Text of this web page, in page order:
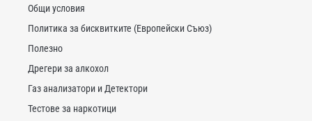
Общи условия
Политика за бисквитките (Европейски Съюз)
Полезно
Дрегери за алкохол
Газ анализатори и Детектори
Тестове за наркотици